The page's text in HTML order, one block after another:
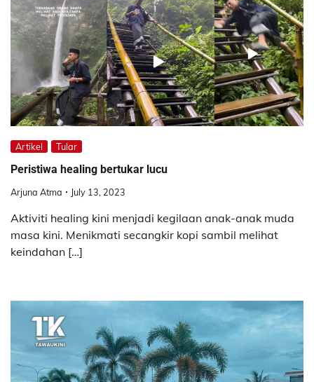
Artikel Tular
Peristiwa healing bertukar lucu
Arjuna Atma July 13, 2023
Aktiviti healing kini menjadi kegilaan anak-anak muda
masa kini. Menikmati secangkir kopi sambil melihat
keindahan […]